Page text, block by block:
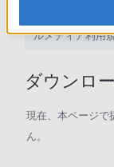
サポート動画を
ルメディア利用
ダウンロ
現在、本ページで
ん。